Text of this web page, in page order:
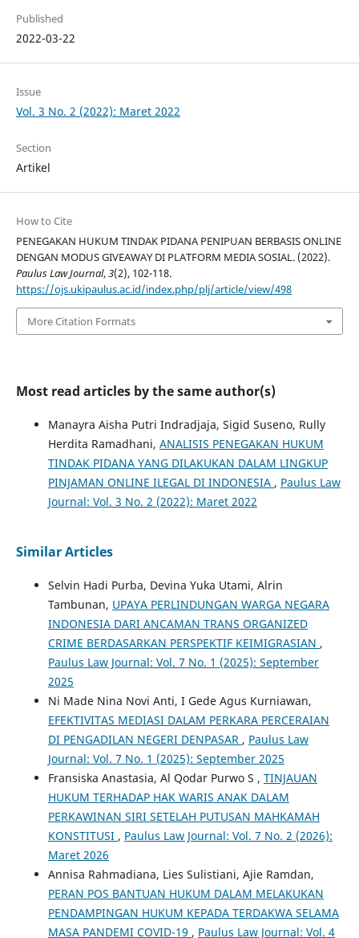
Published
2022-03-22
Issue
Vol. 3 No. 2 (2022): Maret 2022
Section
Artikel
How to Cite
PENEGAKAN HUKUM TINDAK PIDANA PENIPUAN BERBASIS ONLINE
DENGAN MODUS GIVEAWAY DI PLATFORM MEDIA SOSIAL. (2022).
Paulus Law Journal,3(2), 102-118.
https://ojs.ukipaulus.ac.id/index.php/plj/article/view/498
More Citation Formats
Most read articles by the same author(s)
Manayra Aisha Putri Indradjaja, Sigid Suseno, Rully
Herdita Ramadhani, ANALISIS PENEGAKAN HUKUM
TINDAK PIDANA YANG DILAKUKAN DALAM LINGKUP
PINJAMAN ONLINE ILEGAL DI INDONESIA , Paulus Law
Journal: Vol. 3 No. 2 (2022): Maret 2022
Similar Articles
Selvin Hadi Purba, Devina Yuka Utami, Alrin
Tambunan, UPAYA PERLINDUNGAN WARGA NEGARA
INDONESIA DARI ANCAMAN TRANS ORGANIZED
CRIME BERDASARKAN PERSPEKTIF KEIMIGRASIAN ,
Paulus Law Journal: Vol. 7 No. 1 (2025): September
2025
Ni Made Nina Novi Anti, I Gede Agus Kurniawan,
EFEKTIVITAS MEDIASI DALAM PERKARA PERCERAIAN
DI PENGADILAN NEGERI DENPASAR , Paulus Law
Journal: Vol. 7 No. 1 (2025): September 2025
Fransiska Anastasia, Al Qodar Purwo S , TINJAUAN
HUKUM TERHADAP HAK WARIS ANAK DALAM
PERKAWINAN SIRI SETELAH PUTUSAN MAHKAMAH
KONSTITUSI , Paulus Law Journal: Vol. 7 No. 2 (2026):
Maret 2026
Annisa Rahmadiana, Lies Sulistiani, Ajie Ramdan,
PERAN POS BANTUAN HUKUM DALAM MELAKUKAN
PENDAMPINGAN HUKUM KEPADA TERDAKWA SELAMA
MASA PANDEMI COVID-19 , Paulus Law Journal: Vol. 4